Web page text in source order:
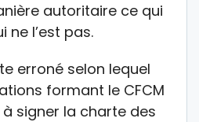
autoritaire ce qui
ne l’est pas.
erroné selon lequel
formant le CFCM
signer la charte des